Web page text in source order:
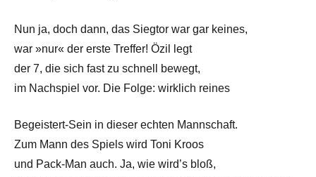
Nun ja, doch dann, das Siegtor war gar keines,
war »nur« der erste Treffer! Özil legt
der 7, die sich fast zu schnell bewegt,
im Nachspiel vor. Die Folge: wirklich reines
Begeistert-Sein in dieser echten Mannschaft.
Zum Mann des Spiels wird Toni Kroos
und Pack-Man auch. Ja, wie wird’s bloß,